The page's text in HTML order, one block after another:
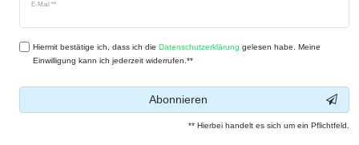
E-Mail **
Hiermit bestätige ich, dass ich dieDaten­schutz­erklärung gelesen habe. Meine
Einwilligung kann ich jederzeit widerrufen.**
Abonnieren
** Hierbei handelt es sich um ein Pflichtfeld.